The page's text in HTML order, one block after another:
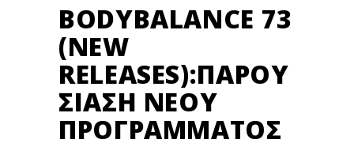
BODYBALANCE 73
(NEW
RELEASES):ΠΑΡΟΥ
ΣΊΑΣΗ ΝΈΟΥ
ΠΡΟΓΡΆΜΜΑΤΟΣ